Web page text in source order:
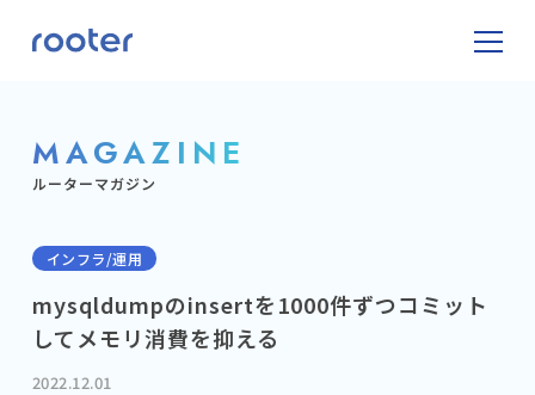
MAGAZINE
ルーターマガジン
インフラ/運用
mysqldumpのinsertを1000件ずつコミット
してメモリ消費を抑える
2022.12.01